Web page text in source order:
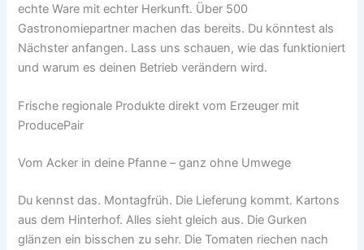
echte Ware mit echter Herkunft. Über 500
Gastronomiepartner machen das bereits. Du könntest als
Nächster anfangen. Lass uns schauen, wie das funktioniert
und warum es deinen Betrieb verändern wird.
Frische regionale Produkte direkt vom Erzeuger mit
ProducePair
Vom Acker in deine Pfanne – ganz ohne Umwege
Du kennst das. Montagfrüh. Die Lieferung kommt. Kartons
aus dem Hinterhof. Alles sieht gleich aus. Die Gurken
glänzen ein bisschen zu sehr. Die Tomaten riechen nach